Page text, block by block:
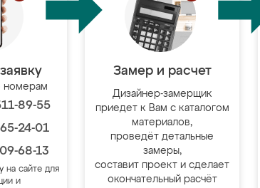
номерам
89-55
24-01
68-13
на сайте для
и
Замер и расчет
Дизайнер-замерщик
приедет к Вам с каталогом
материалов,
проведёт детальные
замеры,
составит проект и сделает
окончательный расчёт